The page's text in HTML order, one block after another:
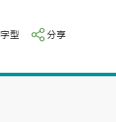
字型 分享